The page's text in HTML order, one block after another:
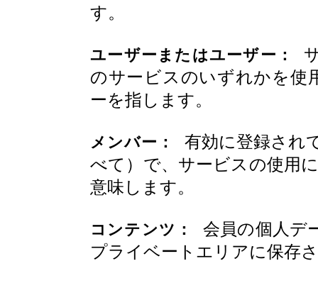
す。
ユーザーまたはユーザー：
のサービスのいずれかを使
ーを指します。
メンバー：
有効に登録され
べて）で、サービスの使用
意味します。
コンテンツ：
会員の個人デ
プライベートエリアに保存